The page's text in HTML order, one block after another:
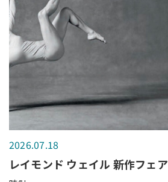
2026.07.18
レイモンド ウェイル 新作フェア